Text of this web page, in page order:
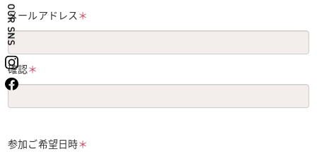
メールアドレス＊
確認＊
参加ご希望日時＊